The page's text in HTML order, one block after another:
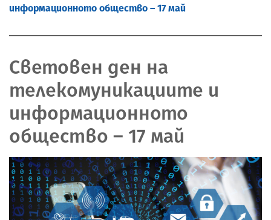
информационното общество – 17 май
Световен ден на
телекомуникациите и
информационното
общество – 17 май